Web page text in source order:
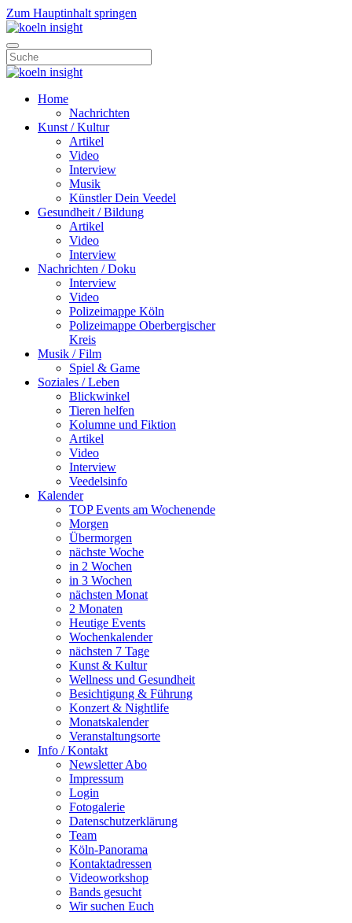
Zum Hauptinhalt springen
Home
Nachrichten
Kunst / Kultur
Artikel
Video
Interview
Musik
Künstler Dein Veedel
Gesundheit / Bildung
Artikel
Video
Interview
Nachrichten / Doku
Interview
Video
Polizeimappe Köln
Polizeimappe Oberbergischer
Kreis
Musik / Film
Spiel & Game
Soziales / Leben
Blickwinkel
Tieren helfen
Kolumne und Fiktion
Artikel
Video
Interview
Veedelsinfo
Kalender
TOP Events am Wochenende
Morgen
Übermorgen
nächste Woche
in 2 Wochen
in 3 Wochen
nächsten Monat
2 Monaten
Heutige Events
Wochenkalender
nächsten 7 Tage
Kunst & Kultur
Wellness und Gesundheit
Besichtigung & Führung
Konzert & Nightlife
Monatskalender
Veranstaltungsorte
Info / Kontakt
Newsletter Abo
Impressum
Login
Fotogalerie
Datenschutzerklärung
Team
Köln-Panorama
Kontaktadressen
Videoworkshop
Bands gesucht
Wir suchen Euch